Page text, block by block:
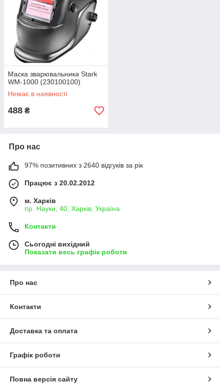
Маска зварювальника Stark
WM-1000 (230100100)
Немає в наявності
488 ₴
Про нас
97% позитивних з 2640 відгуків за рік
Працює з 20.02.2012
м. Харків
пр. Науки, 40, Харків, Україна
Контакти
Сьогодні вихідний
Показати весь графік роботи
Про нас
Контакти
Доставка та оплата
Графік роботи
Повна версія сайту